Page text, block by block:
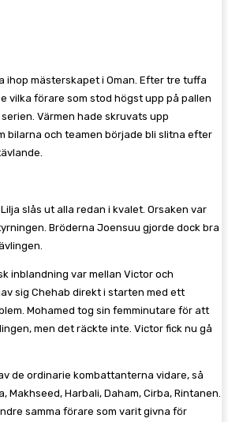
ihop mästerskapet i Oman. Efter tre tuffa
vilka förare som stod högst upp på pallen
Värmen hade skruvats upp
bilarna och teamen började bli slitna efter
slås ut alla redan i kvalet. Orsaken var
Bröderna Joensuu gjorde dock bra
inblandning var mellan Victor och
sig Chehab direkt i starten med ett
Mohamed tog sin femminutare för att
men det räckte inte. Victor fick nu gå
de ordinarie kombattanterna vidare, så
Makhseed, Harbali, Daham, Cirba, Rintanen.
samma förare som varit givna för